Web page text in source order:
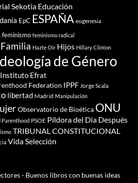
Sekotia Educación
EpC ESPAÑA eugenesia
feminismo feminismo radical
Hazte Oir Hijos Hillary Clinton
de Género
Instituto Efrat
Federation IPPF Jorge Scala
libertad Madrid Manipulación
Observatorio de Bioética ONU
Parenthood PSOE Píldora del Dia Después
TRIBUNAL CONSTITUCIONAL
Vida Selección